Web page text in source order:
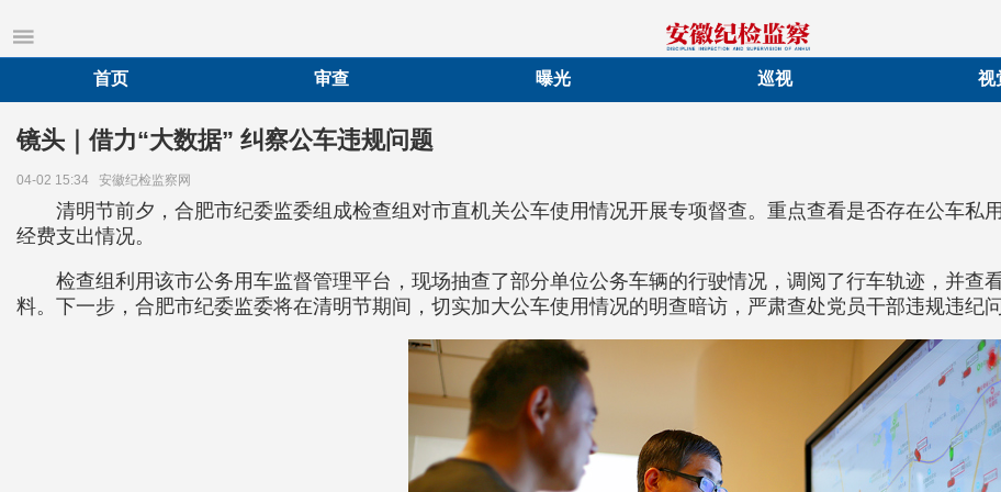
首页
审查 曝光 巡视 视
镜头｜借力“大数据” 纠察公车违规问题
04-02 15:34 安徽纪检监察网
清明节前夕，合肥市纪委监委组成检查组对市直机关公车使用情况开展专项督查。重点查看是否存在公车私
经费支出情况。
检查组利用该市公务用车监督管理平台，现场抽查了部分单位公务车辆的行驶情况，调阅了行车轨迹，并查
料。下一步，合肥市纪委监委将在清明节期间，切实加大公车使用情况的明查暗访，严肃查处党员干部违规违纪问